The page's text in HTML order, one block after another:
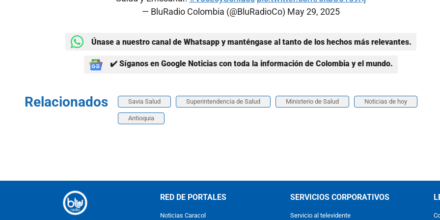
— BluRadio Colombia (@BluRadioCo) May 29, 2025
Únase a nuestro canal de Whatsapp y manténgase al tanto de los hechos más relevantes.
✔️ Síganos en Google Noticias con toda la información de Colombia y el mundo.
Relacionados Savia Salud Superintendencia de Salud Ministerio de Salud Noticias de hoy
Antioquia
RED DE PORTALES
Noticias Caracol
SERVICIOS CORPORATIVOS
Servicio al televidente